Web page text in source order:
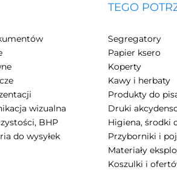
wizualna
BHP
do wysyłek
TEGO
Segregatory
Papier ksero
Koperty
Kawy i herbaty
Produkty do
Druki
Higiena, środki
Przyborniki i
Materiały
Koszulki i